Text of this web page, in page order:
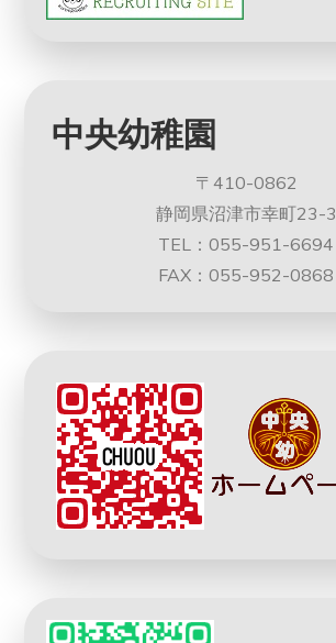
中央幼稚園
〒410-0862
静岡県沼津市幸町23-3
TEL：055-951-6694
FAX：055-952-0868